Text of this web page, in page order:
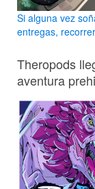
Si alguna vez
entregas,
Theropods
aventura